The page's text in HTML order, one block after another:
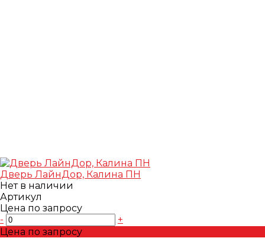
Дверь ЛайнДор, Калина ПН
Нет в наличии
Артикул
Цена по запросу
-
+
Цена по запросу